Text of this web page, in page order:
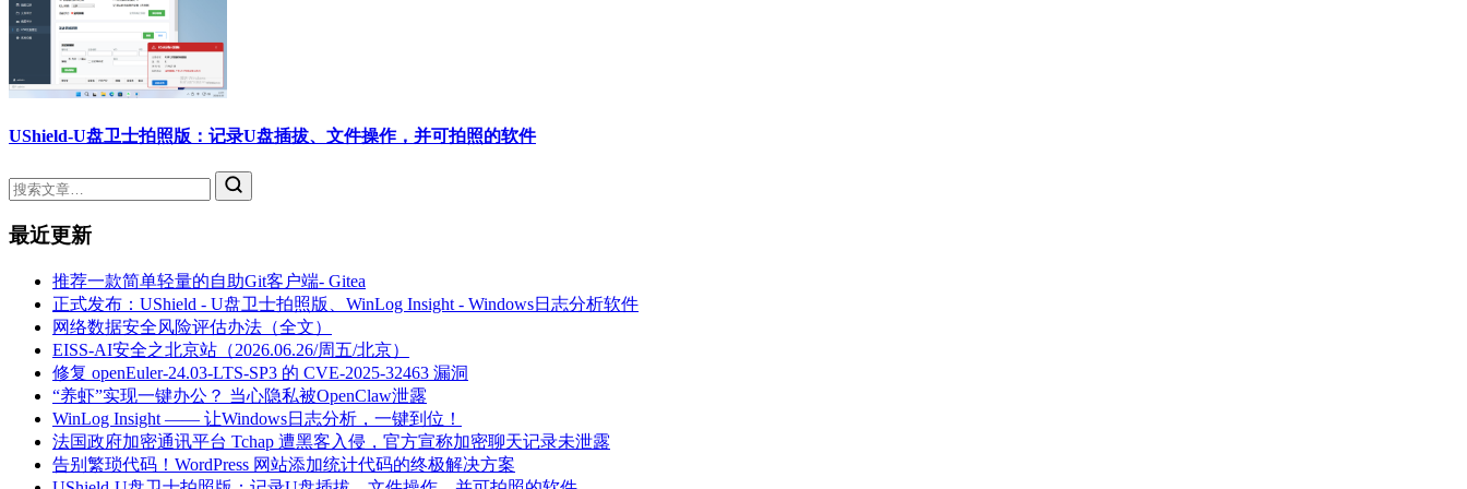
UShield-U盘卫士拍照版：记录U盘插拔、文件操作，并可拍照的软件
最近更新
推荐一款简单轻量的自助Git客户端- Gitea
正式发布：UShield - U盘卫士拍照版、WinLog Insight - Windows日志分析软件
网络数据安全风险评估办法（全文）
EISS-AI安全之北京站（2026.06.26/周五/北京）
修复 openEuler-24.03-LTS-SP3 的 CVE-2025-32463 漏洞
“养虾”实现一键办公？ 当心隐私被OpenClaw泄露
WinLog Insight —— 让Windows日志分析，一键到位！
法国政府加密通讯平台 Tchap 遭黑客入侵，官方宣称加密聊天记录未泄露
告别繁琐代码！WordPress 网站添加统计代码的终极解决方案